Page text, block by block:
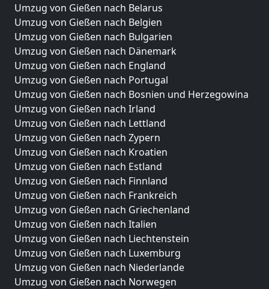
Umzug von Gießen nach Belarus
Umzug von Gießen nach Belgien
Umzug von Gießen nach Bulgarien
Umzug von Gießen nach Dänemark
Umzug von Gießen nach England
Umzug von Gießen nach Portugal
Umzug von Gießen nach Bosnien und Herzegowina
Umzug von Gießen nach Irland
Umzug von Gießen nach Lettland
Umzug von Gießen nach Zypern
Umzug von Gießen nach Kroatien
Umzug von Gießen nach Estland
Umzug von Gießen nach Finnland
Umzug von Gießen nach Frankreich
Umzug von Gießen nach Griechenland
Umzug von Gießen nach Italien
Umzug von Gießen nach Liechtenstein
Umzug von Gießen nach Luxemburg
Umzug von Gießen nach Niederlande
Umzug von Gießen nach Norwegen